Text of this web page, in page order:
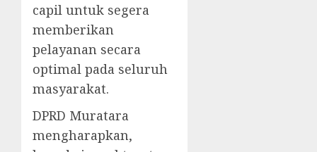
capil untuk segera
memberikan
pelayanan secara
optimal pada seluruh
masyarakat.
DPRD Muratara
mengharapkan,